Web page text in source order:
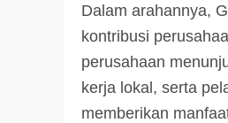
Dalam arahannya,
kontribusi
perusahaan
kerja lokal, serta
memberikan